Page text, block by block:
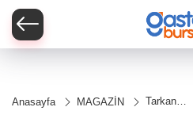
Anasayfa MAGAZİN
Tarkan